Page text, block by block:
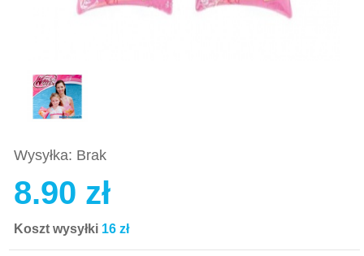
Wysyłka: Brak
8.90 zł
Koszt wysyłki 16 zł